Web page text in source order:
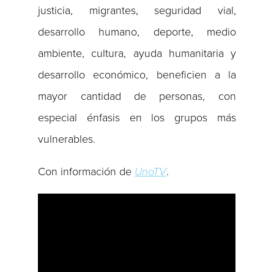
justicia, migrantes, seguridad vial,
desarrollo humano, deporte, medio
ambiente, cultura, ayuda humanitaria y
desarrollo económico, beneficien a la
mayor cantidad de personas, con
especial énfasis en los grupos más
vulnerables.
Con información de UnoTV.